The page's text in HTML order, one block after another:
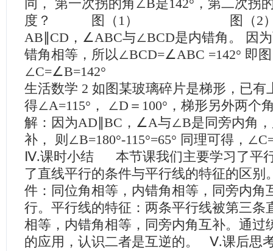
同， 第一次拐的角∠B是142°，第二次拐
度？ 图（1） 图（2） 解
AB∥CD，∠ABC与∠BCD是内错角。 因
错角相等，所以∠BCD=∠ABC =142° 即
∠C=∠B=142°
生活数学 2 如图某玻璃碎片是梯形，已有
得∠A=115°， ∠D＝100°，梯形另外两个
解：因为AD∥BC，∠A与∠B是同旁内角
补， 则∠B=180°-115°=65° 同理可得，
Ⅳ.课时小结 本节课我们主要学习了平
了直线平行的条件与平行线的特征的区别
件：同位角相等，内错角相等，同旁内角
行。平行线的特征：两条平行线被第三条
相等，内错角相等，同旁内角互补。通过
的应用，认识二者是互逆的。 Ⅴ.课后思